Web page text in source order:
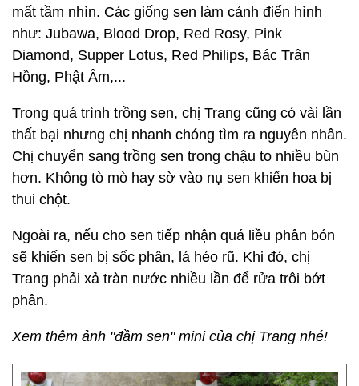
mất tầm nhìn. Các giống sen làm cảnh điển hình
như: Jubawa, Blood Drop, Red Rosy, Pink
Diamond, Supper Lotus, Red Philips, Bác Trân
Hồng, Phật Âm,...
Trong quá trình trồng sen, chị Trang cũng có vài lần
thất bại nhưng chị nhanh chóng tìm ra nguyên nhân.
Chị chuyển sang trồng sen trong chậu to nhiều bùn
hơn. Không tò mò hay sờ vào nụ sen khiến hoa bị
thui chột.
Ngoài ra, nếu cho sen tiếp nhận quá liều phân bón
sẽ khiến sen bị sốc phân, lá héo rũ. Khi đó, chị
Trang phải xả tràn nước nhiều lần để rửa trôi bớt
phân.
Xem thêm ảnh "đầm sen" mini của chị Trang nhé!